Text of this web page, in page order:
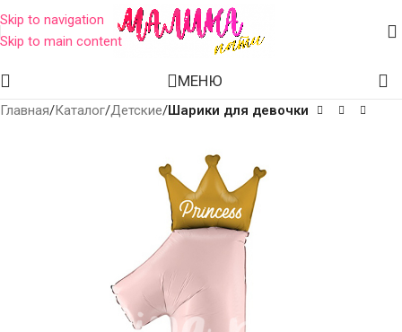
Skip to navigation
Skip to main content
МЕНЮ
Главная Каталог Детские Шарики для девочки